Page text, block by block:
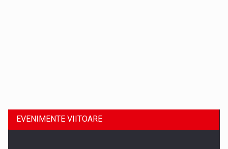
EVENIMENTE VIITOARE